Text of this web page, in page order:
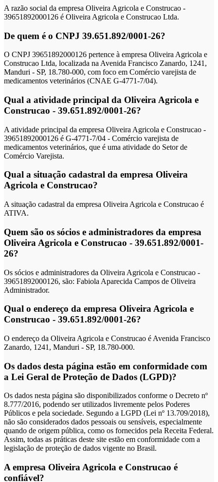
A razão social da empresa Oliveira Agricola e Construcao -
39651892000126 é Oliveira Agricola e Construcao Ltda.
De quem é o CNPJ 39.651.892/0001-26?
O CNPJ 39651892000126 pertence à empresa Oliveira Agricola e
Construcao Ltda, localizada na Avenida Francisco Zanardo, 1241,
Manduri - SP, 18.780-000, com foco em Comércio varejista de
medicamentos veterinários (CNAE G-4771-7/04).
Qual a atividade principal da Oliveira Agricola e
Construcao - 39.651.892/0001-26?
A atividade principal da empresa Oliveira Agricola e Construcao -
39651892000126 é G-4771-7/04 - Comércio varejista de
medicamentos veterinários, que é uma atividade do Setor de
Comércio Varejista.
Qual a situação cadastral da empresa Oliveira
Agricola e Construcao?
A situação cadastral da empresa Oliveira Agricola e Construcao é
ATIVA.
Quem são os sócios e administradores da empresa
Oliveira Agricola e Construcao - 39.651.892/0001-
26?
Os sócios e administradores da Oliveira Agricola e Construcao -
39651892000126, são: Fabiola Aparecida Campos de Oliveira
Administrador.
Qual o endereço da empresa Oliveira Agricola e
Construcao - 39.651.892/0001-26?
O endereço da Oliveira Agricola e Construcao é Avenida Francisco
Zanardo, 1241, Manduri - SP, 18.780-000.
Os dados desta página estão em conformidade com
a Lei Geral de Proteção de Dados (LGPD)?
Os dados nesta página são disponibilizados conforme o Decreto nº
8.777/2016, podendo ser utilizados livremente pelos Poderes
Públicos e pela sociedade. Segundo a LGPD (Lei nº 13.709/2018),
não são considerados dados pessoais ou sensíveis, especialmente
quando de origem pública, como os fornecidos pela Receita Federal.
Assim, todas as práticas deste site estão em conformidade com a
legislação de proteção de dados vigente no Brasil.
A empresa Oliveira Agricola e Construcao é
confiável?